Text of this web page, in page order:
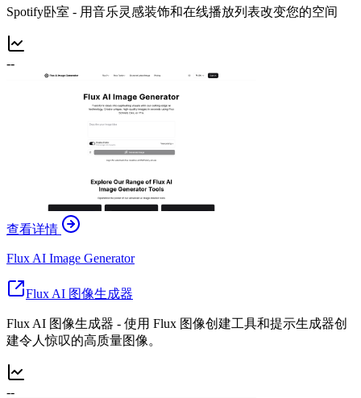
Spotify卧室 - 用音乐灵感装饰和在线播放列表改变您的空间
--
查看详情
Flux AI Image Generator
Flux AI 图像生成器
Flux AI 图像生成器 - 使用 Flux 图像创建工具和提示生成器创
建令人惊叹的高质量图像。
--